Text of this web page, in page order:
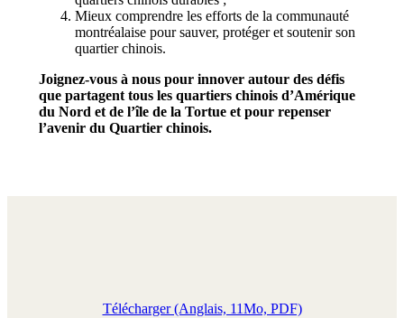
Mieux comprendre les efforts de la communauté
montréalaise pour sauver, protéger et soutenir son
quartier chinois.
Joignez-vous à nous pour innover autour des défis
que partagent tous les quartiers chinois d’Amérique
du Nord et de l’île de la Tortue et pour repenser
l’avenir du Quartier chinois.
Télécharger (Anglais, 11Mo, PDF)